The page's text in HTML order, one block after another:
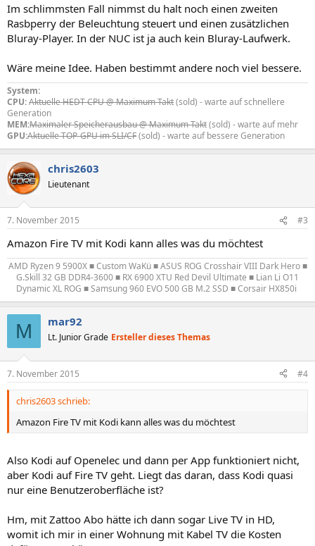
Im schlimmsten Fall nimmst du halt noch einen zweiten
Rasbperry der Beleuchtung steuert und einen zusätzlichen
Bluray-Player. In der NUC ist ja auch kein Bluray-Laufwerk.
Wäre meine Idee. Haben bestimmt andere noch viel bessere.
System:
CPU:Aktuelle HEDT CPU @ Maximum Takt(sold) - warte auf schnellere
Generation
MEM:Maximaler Speicherausbau @ Maximum Takt(sold) - warte auf mehr
GPU:Aktuelle TOP-GPU im SLI/CF(sold) - warte auf bessere Generation
chris2603
Lieutenant
7. November 2015 #3
Amazon Fire TV mit Kodi kann alles was du möchtest
AMD Ryzen 9 5900X ■ Custom WaKü ■ ASUS ROG Crosshair VIII Dark Hero ■
G.Skill 32 GB DDR4-3600 ■ RX 6900 XTU Red Devil Ultimate ■ Lian Li O11
Dynamic XL ROG ■ Samsung 960 EVO 500 GB M.2 SSD ■ Corsair HX850i
M mar92
Lt. Junior Grade Ersteller dieses Themas
7. November 2015 #4
chris2603 schrieb:
Amazon Fire TV mit Kodi kann alles was du möchtest
Also Kodi auf Openelec und dann per App funktioniert nicht,
aber Kodi auf Fire TV geht. Liegt das daran, dass Kodi quasi
nur eine Benutzeroberfläche ist?
Hm, mit Zattoo Abo hätte ich dann sogar Live TV in HD,
womit ich mir in einer Wohnung mit Kabel TV die Kosten